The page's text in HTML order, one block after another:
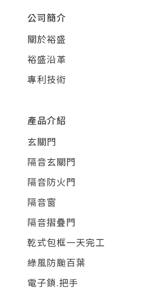
公司簡介
關於裕盛
裕盛沿革
專利技術
產品介紹
玄關門
隔音玄關門
隔音防火門
隔音窗
隔音摺疊門
乾式包框一天完工
綠風防颱百葉
電子鎖.把手